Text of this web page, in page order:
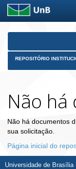
Skip
REPOSITÓRIO
Não há
Não há documentos
sua solicitação.
Página inicial do
Universidade de Brasília